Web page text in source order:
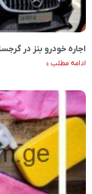
اجاره خودرو بنز در
ادامه مطلب »